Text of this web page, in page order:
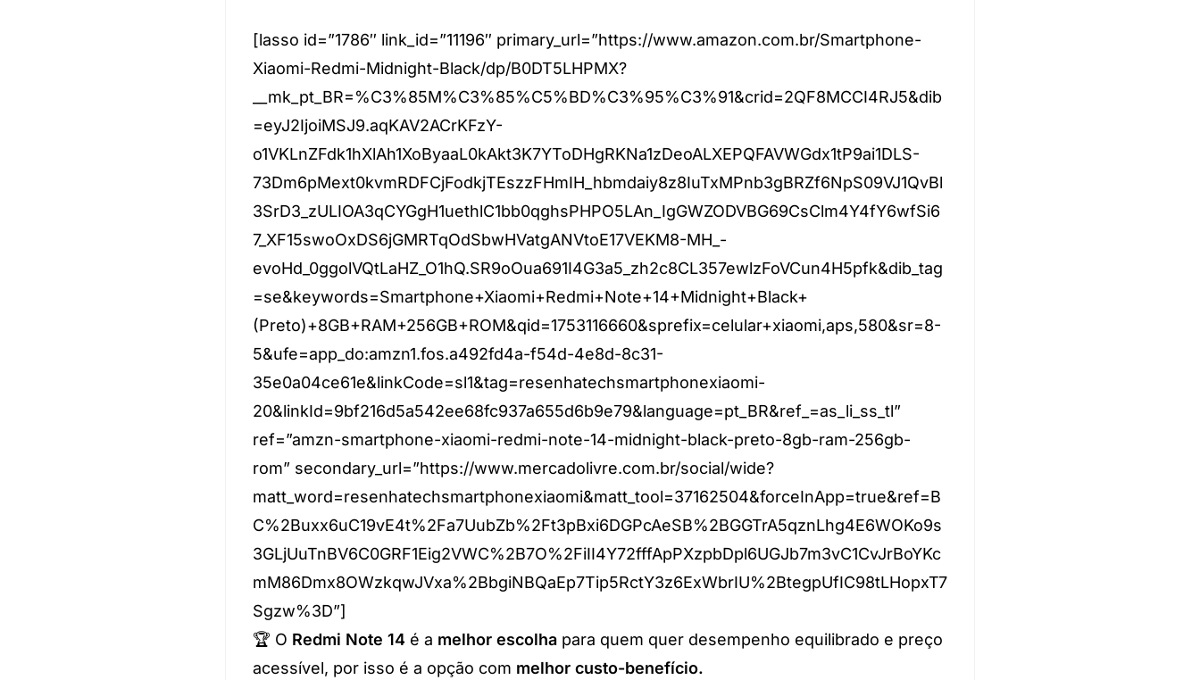
[lasso id=”1786″ link_id=”11196″ primary_url=”https://www.amazon.com.br/Smartphone-
Xiaomi-Redmi-Midnight-Black/dp/B0DT5LHPMX?
__mk_pt_BR=%C3%85M%C3%85%C5%BD%C3%95%C3%91&crid=2QF8MCCI4RJ5&dib
=eyJ2IjoiMSJ9.aqKAV2ACrKFzY-
o1VKLnZFdk1hXlAh1XoByaaL0kAkt3K7YToDHgRKNa1zDeoALXEPQFAVWGdx1tP9ai1DLS-
73Dm6pMext0kvmRDFCjFodkjTEszzFHmIH_hbmdaiy8z8IuTxMPnb3gBRZf6NpS09VJ1QvBl
3SrD3_zULIOA3qCYGgH1uethlC1bb0qghsPHPO5LAn_IgGWZODVBG69CsClm4Y4fY6wfSi6
7_XF15swoOxDS6jGMRTqOdSbwHVatgANVtoE17VEKM8-MH_-
evoHd_0ggolVQtLaHZ_O1hQ.SR9oOua691I4G3a5_zh2c8CL357ewlzFoVCun4H5pfk&dib_tag
=se&keywords=Smartphone+Xiaomi+Redmi+Note+14+Midnight+Black+
(Preto)+8GB+RAM+256GB+ROM&qid=1753116660&sprefix=celular+xiaomi,aps,580&sr=8-
5&ufe=app_do:amzn1.fos.a492fd4a-f54d-4e8d-8c31-
35e0a04ce61e&linkCode=sl1&tag=resenhatechsmartphonexiaomi-
20&linkId=9bf216d5a542ee68fc937a655d6b9e79&language=pt_BR&ref_=as_li_ss_tl”
ref=”amzn-smartphone-xiaomi-redmi-note-14-midnight-black-preto-8gb-ram-256gb-
rom” secondary_url=”https://www.mercadolivre.com.br/social/wide?
matt_word=resenhatechsmartphonexiaomi&matt_tool=37162504&forceInApp=true&ref=B
C%2Buxx6uC19vE4t%2Fa7UubZb%2Ft3pBxi6DGPcAeSB%2BGGTrA5qznLhg4E6WOKo9s
3GLjUuTnBV6C0GRF1Eig2VWC%2B7O%2FiII4Y72fffApPXzpbDpl6UGJb7m3vC1CvJrBoYKc
mM86Dmx8OWzkqwJVxa%2BbgiNBQaEp7Tip5RctY3z6ExWbrIU%2BtegpUfIC98tLHopxT7
Sgzw%3D”]
🏆 O Redmi Note 14 é a melhor escolha para quem quer desempenho equilibrado e preço
acessível, por isso é a opção com melhor custo-benefício.